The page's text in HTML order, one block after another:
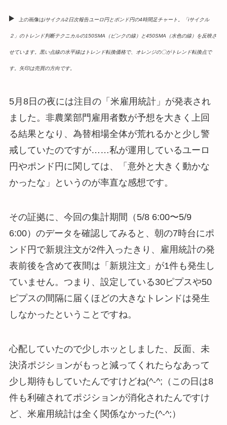
上の画像はiサイクル2日次報告ユーロ円とポンド円の4時間足チャート。「iサイクル
２」のトレンド判断テクニカルの150SMA（ピンクの線）と450SMA（水色の線）を反映さ
せています。黒い点線の水平線はトレンド転換価格で、オレンジの〇がトレンド転換点で
す。 矢印は売買の方向です。
5月8日の夜には注目の「米雇用統計」が発表され
ました。非農業部門雇用者数が予想を大きく上回
る結果となり、為替相場全体が荒れるかと少し警
戒していたのですが……私が運用しているユーロ
円やポンド円に関しては、「意外と大きく動かな
かったな」というのが率直な感想です。
その証拠に、今回の集計期間（5/8 6:00〜5/9
6:00）のデータを確認してみると、朝の7時台にポ
ンド円で新規注文が2件入ったきり、雇用統計の発
表前後を含めて夜間は「新規注文」が1件も発生し
ていません。つまり、設定している30ピプスや50
ピプスの間隔に届くほどの大きなトレンドは発生
しなかったということですね。
心配していたので少しホッとしました、反面、未
決済ポジションがもっと減ってくれたらなあって
少し期待もしていたんですけどね(^-^;（この日は8
件も利確されてポジションが消化されたんですけ
ど、米雇用統計は全く関係なかった(^-^;）